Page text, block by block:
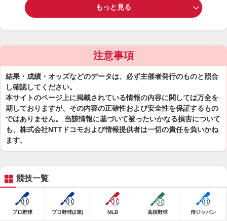
もっと見る
注意事項
結果・成績・オッズなどのデータは、必ず主催者発行のものと照合
し確認してください。
本サイトのページ上に掲載されている情報の内容に関しては万全を
期しておりますが、その内容の正確性および安全性を保証するもの
ではありません。 当該情報に基づいて被ったいかなる損害について
も、株式会社NTTドコモおよび情報提供者は一切の責任を負いかね
ます。
競技一覧
プロ野球 プロ野球(2軍) MLB 高校野球 侍ジャパン